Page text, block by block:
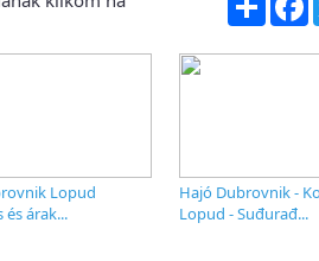
Lopud
és árak...
Hajó Dubrovnik -
Lopud - Suđurađ...